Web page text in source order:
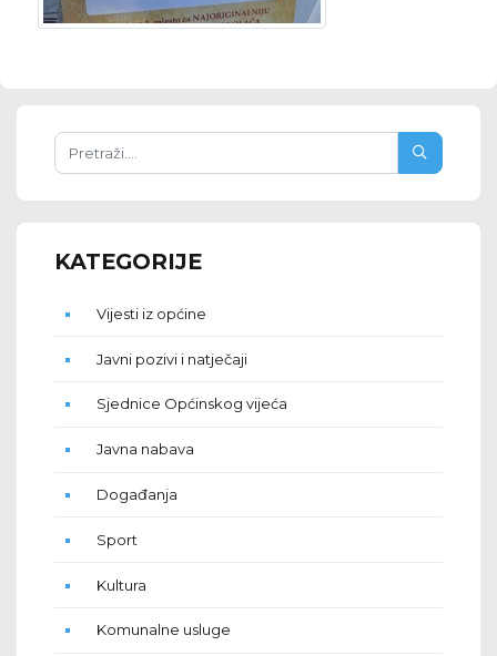
KATEGORIJE
Vijesti iz općine
Javni pozivi i natječaji
Sjednice Općinskog vijeća
Javna nabava
Događanja
Sport
Kultura
Komunalne usluge